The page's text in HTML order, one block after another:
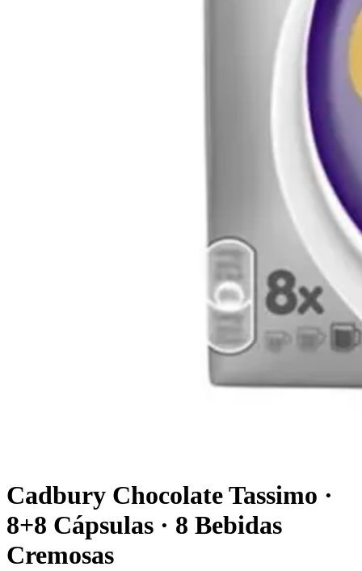
Cadbury Chocolate Tassimo ·
8+8 Cápsulas · 8 Bebidas
Cremosas